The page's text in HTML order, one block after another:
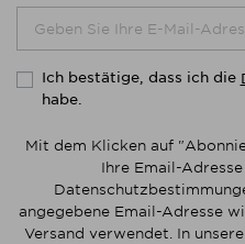
Ich bestätige, dass ich die
habe.
Mit dem Klicken auf
Ihre Email-
angegebene Email-Adresse
Versand verwendet. In